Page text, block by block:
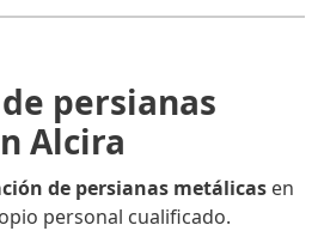
persianas
Alcira
de persianas metálicas en
personal cualificado.